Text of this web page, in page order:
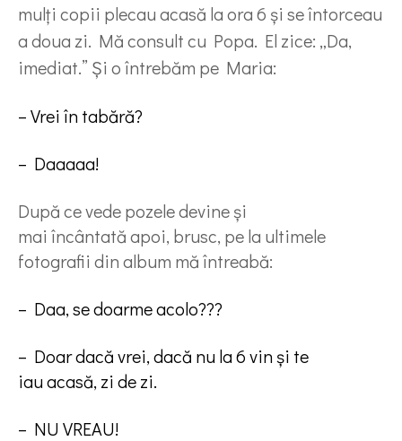
mulți copii plecau acasă la ora 6 și se întorceau
a doua zi. Mă consult cu Popa. El zice: „Da,
imediat.” Și o întrebăm pe Maria:
– Vrei în tabără?
– Daaaaa!
După ce vede pozele devine și
mai încântată apoi, brusc, pe la ultimele
fotografii din album mă întreabă:
– Daa, se doarme acolo???
– Doar dacă vrei, dacă nu la 6 vin și te
iau acasă, zi de zi.
– NU VREAU!